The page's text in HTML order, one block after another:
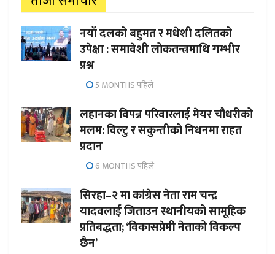
नयाँ दलको बहुमत र मधेशी दलितको
उपेक्षा : समावेशी लोकतन्त्रमाथि गम्भीर
प्रश्न
5 MONTHS पहिले
लहानका विपन्न परिवारलाई मेयर चौधरीको
मलम: विल्टु र सकुन्तीको निधनमा राहत
प्रदान
6 MONTHS पहिले
सिरहा–२ मा कांग्रेस नेता राम चन्द्र
यादवलाई जिताउन स्थानीयको सामूहिक
प्रतिबद्धता; ‘विकासप्रेमी नेताको विकल्प
छैन’